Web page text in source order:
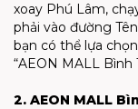
xoay Phú Lâm,
phải vào đường
bạn có thể lựa
“AEON MALL Bình
2. AEON MALL